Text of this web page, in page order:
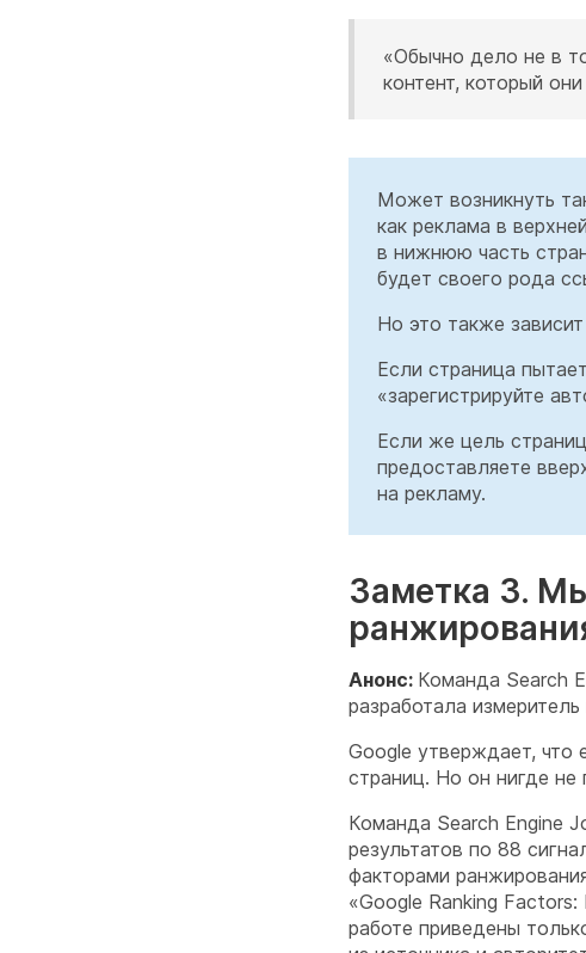
«Обычно дело не в
контент, который
Может возникнуть
как реклама в
в нижнюю часть
будет своего рода
Но это также
Если страница
«зарегистрируйте
Если же цель
предоставляете
на рекламу.
Заметка 3.
Анонс: Команда Search
разработала измеритель
Google утверждает, что
страниц. Но он нигде не
Команда Search Engine
результатов по 88
факторами
«Google Ranking
работе приведены